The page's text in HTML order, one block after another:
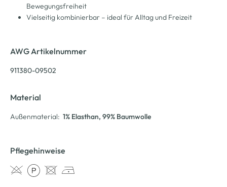
Bewegungsfreiheit
Vielseitig kombinierbar – ideal für Alltag und Freizeit
AWG Artikelnummer
911380-09502
Material
Außenmaterial: 1% Elasthan, 99% Baumwolle
Pflegehinweise